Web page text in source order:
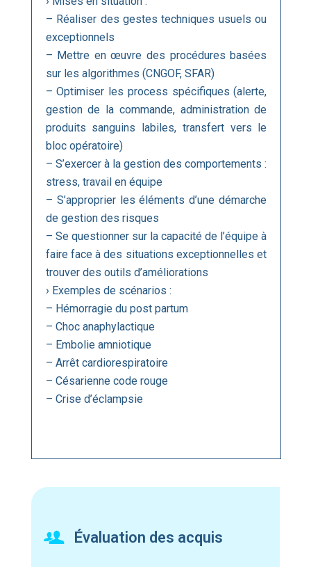
– Réaliser des gestes techniques usuels ou
exceptionnels
– Mettre en œuvre des procédures basées
sur les algorithmes (CNGOF, SFAR)
– Optimiser les process spécifiques (alerte,
gestion de la commande, administration de
produits sanguins labiles, transfert vers le
bloc opératoire)
– S’exercer à la gestion des comportements :
stress, travail en équipe
– S’approprier les éléments d’une démarche
de gestion des risques
– Se questionner sur la capacité de l’équipe à
faire face à des situations exceptionnelles et
trouver des outils d’améliorations
› Exemples de scénarios :
– Hémorragie du post partum
– Choc anaphylactique
– Embolie amniotique
– Arrêt cardiorespiratoire
– Césarienne code rouge
– Crise d’éclampsie
Évaluation des acquis